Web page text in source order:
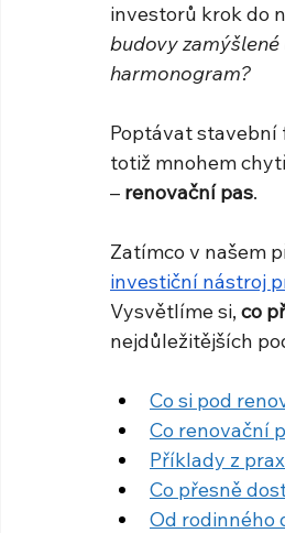
investorů krok do
budovy
harmonogram?
Poptávat stavební
totiž mnohem
– renovační pas.
Zatímco v našem
investiční nástroj
Vysvětlíme si, co
nejdůležitějších
Co si pod
Co renovační
Příklady z
Co přesně
Od rodinného